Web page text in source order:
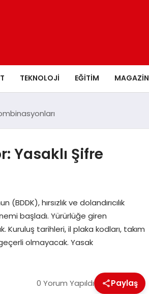
TEKNOLOJI EĞITIM MAGAZIN
Yasaklı Şifre
hırsızlık ve dolandırıcılık
başladı. Yürürlüğe giren
tarihleri, il plaka kodları, takım
olmayacak. Yasak
0 Yorum Yapıldı Paylaş